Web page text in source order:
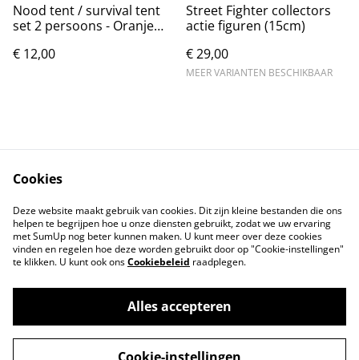
Nood tent / survival tent
set 2 persoons - Oranje
€ 12,00
Street Fighter collectors
actie figuren (15cm)
€ 29,00
MEER VARIANTEN BESCHIKBAAR
Contact
Voorwaarden
Privacybeleid
Cookiebeleid
©2026Markthuis Friesland
Cookies
Deze website maakt gebruik van cookies. Dit zijn kleine bestanden die ons
helpen te begrijpen hoe u onze diensten gebruikt, zodat we uw ervaring
met SumUp nog beter kunnen maken. U kunt meer over deze cookies
vinden en regelen hoe deze worden gebruikt door op "Cookie-instellingen"
te klikken. U kunt ook onsCookiebeleid raadplegen.
Alles accepteren